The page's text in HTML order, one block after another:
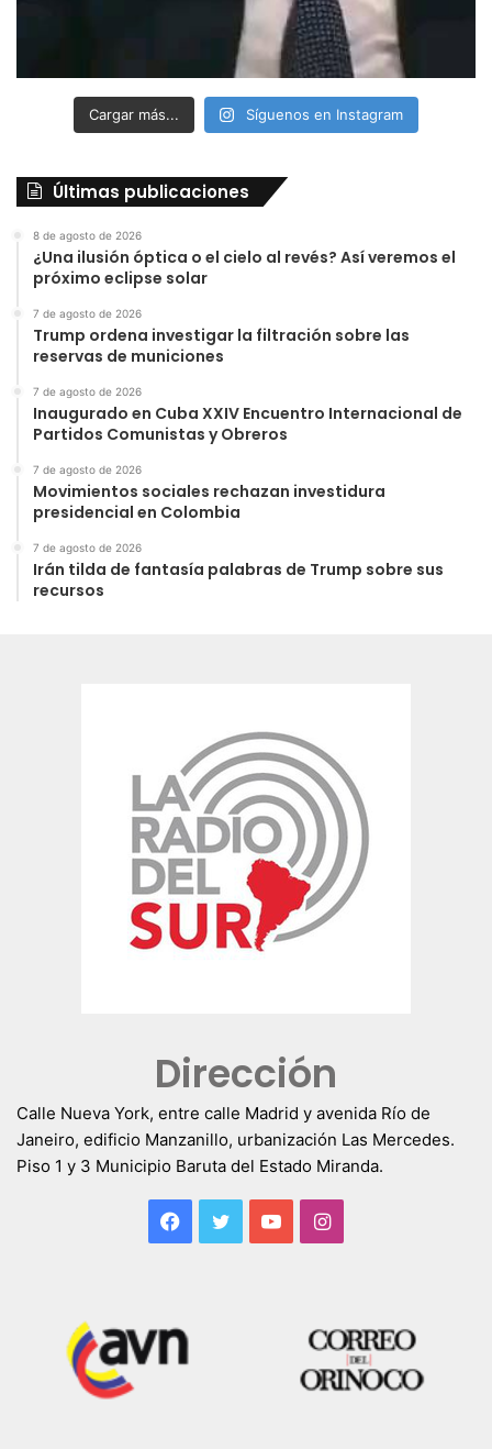
Cargar más... Síguenos en Instagram
Últimas publicaciones
8 de agosto de 2026
¿Una ilusión óptica o el cielo al revés? Así veremos el
próximo eclipse solar
7 de agosto de 2026
Trump ordena investigar la filtración sobre las
reservas de municiones
7 de agosto de 2026
Inaugurado en Cuba XXIV Encuentro Internacional de
Partidos Comunistas y Obreros
7 de agosto de 2026
Movimientos sociales rechazan investidura
presidencial en Colombia
7 de agosto de 2026
Irán tilda de fantasía palabras de Trump sobre sus
recursos
Dirección
Calle Nueva York, entre calle Madrid y avenida Río de
Janeiro, edificio Manzanillo, urbanización Las Mercedes.
Piso 1 y 3 Municipio Baruta del Estado Miranda.
Facebook
TwitterYouTubeInstagram